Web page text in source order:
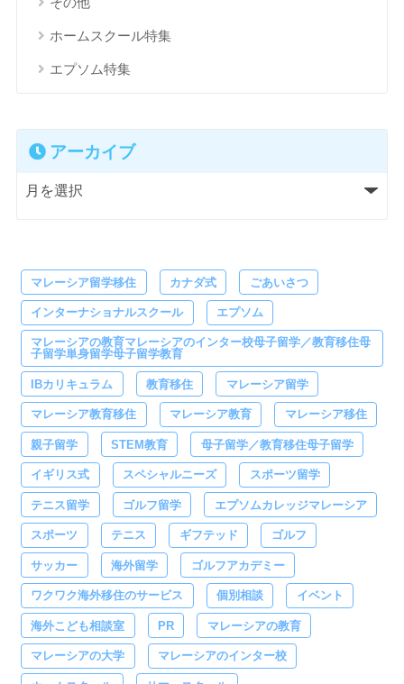
ホームスクール特集
エプソム特集
アーカイブ
マレーシア留学移住 カナダ式 ごあいさつ
インターナショナルスクール エプソム
マレーシアの教育マレーシアのインター校母子留学／教育移住母
子留学単身留学母子留学教育
IBカリキュラム 教育移住 マレーシア留学
マレーシア教育移住 マレーシア教育 マレーシア移住
親子留学 STEM教育 母子留学／教育移住母子留学
イギリス式 スペシャルニーズ スポーツ留学
テニス留学 ゴルフ留学 エプソムカレッジマレーシア
スポーツ テニス ギフテッド ゴルフ
サッカー 海外留学 ゴルフアカデミー
ワクワク海外移住のサービス 個別相談 イベント
海外こども相談室 PR マレーシアの教育
マレーシアの大学 マレーシアのインター校